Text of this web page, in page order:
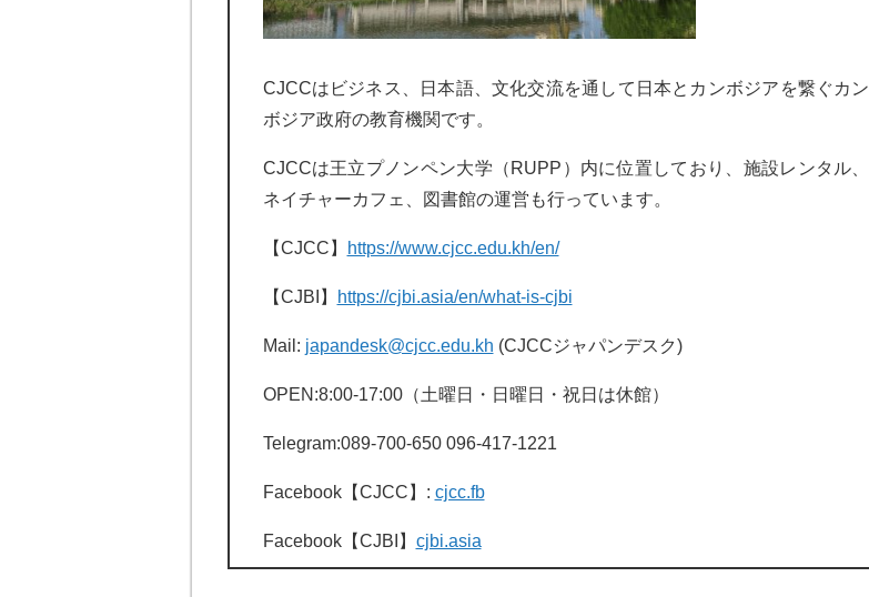
CJCCはビジネス、日本語、文化交流を通して日本とカンボジアを繋ぐカン
ボジア政府の教育機関です。
CJCCは王立プノンペン大学（RUPP）内に位置しており、施設レンタル、
ネイチャーカフェ、図書館の運営も行っています。
【CJCC】 https://www.cjcc.edu.kh/en/
【CJBI】 https://cjbi.asia/en/what-is-cjbi
Mail: japandesk@cjcc.edu.kh (CJCCジャパンデスク)
OPEN:8:00-17:00（土曜日・日曜日・祝日は休館）
Telegram:089-700-650 096-417-1221
Facebook【CJCC】: cjcc.fb
Facebook【CJBI】 cjbi.asia